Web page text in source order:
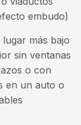
embudo)
más bajo
sin ventanas
o con
en un auto o